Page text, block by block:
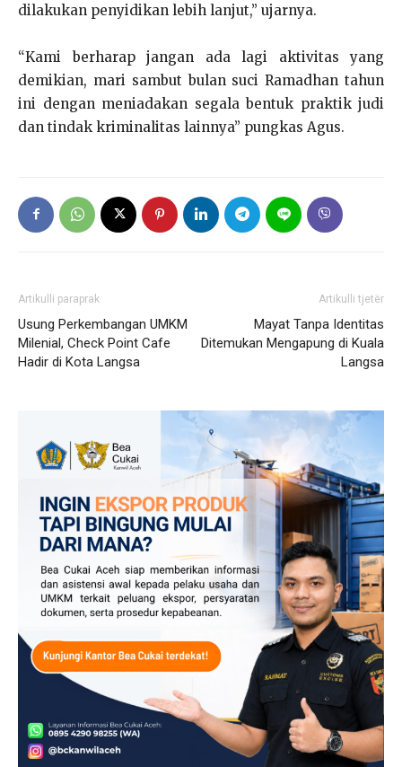
dilakukan penyidikan lebih lanjut,” ujarnya.
“Kami berharap jangan ada lagi aktivitas yang
demikian, mari sambut bulan suci Ramadhan tahun
ini dengan meniadakan segala bentuk praktik judi
dan tindak kriminalitas lainnya” pungkas Agus.
Artikulli paraprak
Usung Perkembangan UMKM
Milenial, Check Point Cafe
Hadir di Kota Langsa
Artikulli tjetër
Mayat Tanpa Identitas
Ditemukan Mengapung di Kuala
Langsa